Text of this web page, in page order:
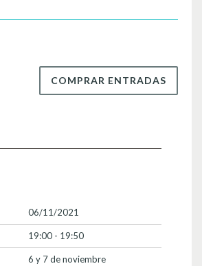
COMPRAR ENTRADAS
06/11/2021
19:00 - 19:50
6 y 7 de noviembre